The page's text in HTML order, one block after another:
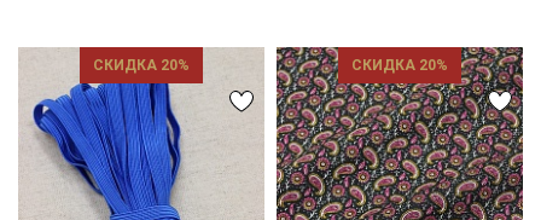
СКИДКА 20% СКИДКА 20%